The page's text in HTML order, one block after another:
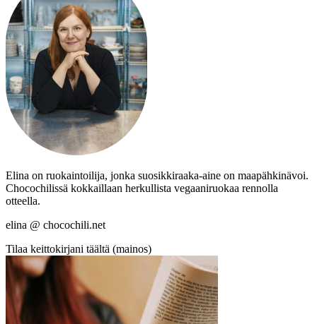
Elina on ruokaintoilija, jonka suosikkiraaka-aine on maapähkinävoi.
Chocochilissä kokkaillaan herkullista vegaaniruokaa rennolla
otteella.
elina @ chocochili.net
Tilaa keittokirjani täältä (mainos)